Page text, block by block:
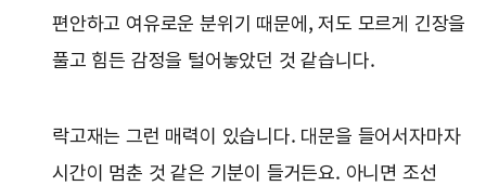
편안하고 여유로운 분위기 때문에, 저도 모르게 긴장을
풀고 힘든 감정을 털어놓았던 것 같습니다.
락고재는 그런 매력이 있습니다. 대문을 들어서자마자
시간이 멈춘 것 같은 기분이 들거든요. 아니면 조선